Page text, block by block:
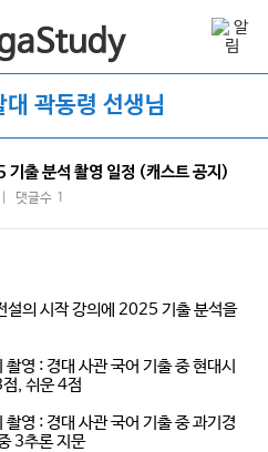
대 곽동령 선생님
출 분석 촬영 일정 (캐스트 공지)
| 댓글수 1
설의 시작 강의에 2025 기출 분석을
: 경대 사관 국어 기출 중 현대시
, 쉬운 4점
: 경대 사관 국어 기출 중 과기경
3추론 지문